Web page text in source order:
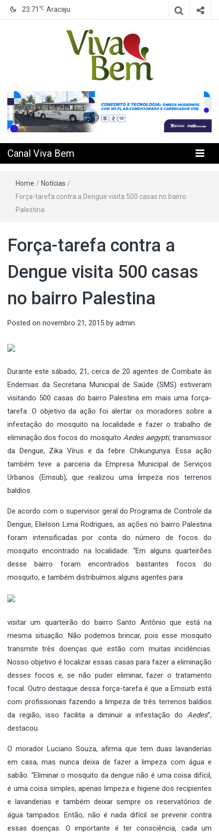
23.71 ℃ Aracaju
Canal Viva
Bem
Canal Viva Bem
Home / Notícias /
Força-tarefa contra a Dengue visita 500 casas no bairro
Palestina
Força-tarefa contra a
Dengue visita 500 casas
no bairro Palestina
Posted on novembro 21, 2015 by admin
Durante este sábado, 21, cerca de 20 agentes de Combate às
Endemias da Secretaria Municipal de Saúde (SMS) estiveram
visitando 500 casas do bairro Palestina em mais uma força-
tarefa. O objetivo da ação foi alertar os moradores sobre a
infestação do mosquito na localidade e fazer o trabalho de
eliminação dos focos do mosquito Aedes aegypti, transmissor
da Dengue, Zika Vírus e da febre Chikungunya. Essa ação
também teve a parceria da Empresa Municipal de Serviços
Urbanos (Emsub), que realizou uma limpeza nos terrenos
baldios.
De acordo com o supervisor geral do Programa de Controle da
Dengue, Elielson Lima Rodrigues, as ações no bairro Palestina
foram intensificadas por conta do número de focos do
mosquito encontrado na localidade. “Em alguns quarteirões
desse bairro foram encontrados bastantes focos do
mosquito, e também distribuímos alguns agentes para
visitar um quarteirão do bairro Santo Antônio que está na
mesma situação. Não podemos brincar, pois esse mosquito
transmite três doenças que estão com muitas incidências.
Nosso objetivo é localizar essas casas para fazer a eliminação
desses focos e, se não puder eliminar, fazer o tratamento
focal. Outro destaque dessa força-tarefa é que a Emsurb está
com profissionais fazendo a limpeza de três terrenos baldios
da região, isso facilita a diminuir a infestação do Aedes”,
destacou.
O morador Luciano Souza, afirma que tem duas lavanderias
em casa, mas nunca deixa de fazer a limpeza com água e
sabão. “Eliminar o mosquito da dengue não é uma coisa difícil,
é uma coisa simples, apenas limpeza e higiene dos recipientes
e lavanderias e também deixar sempre os reservatórios de
água tampados. Então, não é nada difícil se prevenir contra
essas doenças. O importante é ter consciência, cada um